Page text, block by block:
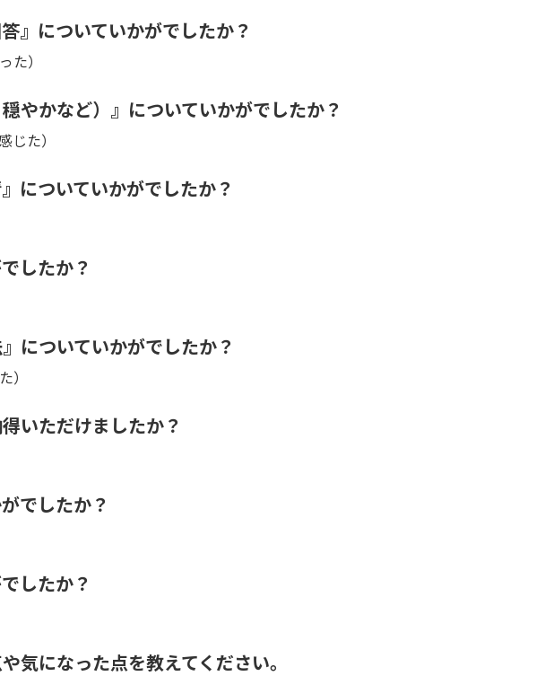
』についていかがでしたか？
た）
やかなど）』についていかがでしたか？
じた）
についていかがでしたか？
したか？
についていかがでしたか？
）
いただけましたか？
でしたか？
したか？
気になった点を教えてください。